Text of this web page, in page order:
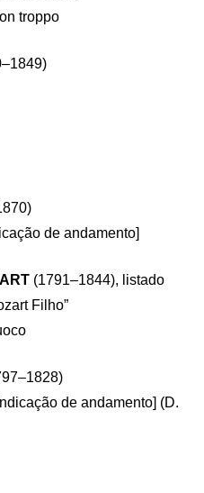
troppo
de andamento]
(1791–1844), listado
Filho”
de andamento] (D.